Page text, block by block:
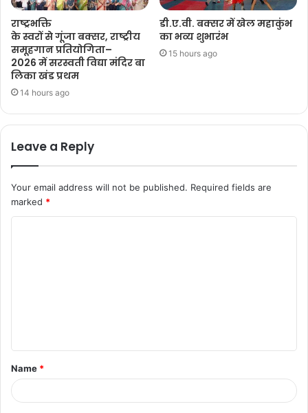
राष्ट्रभक्ति
के स्वरों से गूंजा बक्सर, राष्ट्रीय
समूहगान प्रतियोगिता–
2026 में सरस्वती विद्या मंदिर बा
लिका खंड प्रथम
14 hours ago
डी.ए.वी. बक्सर में खेल महाकुंभ
का भव्य शुभारंभ
15 hours ago
Leave a Reply
Your email address will not be published. Required fields are
marked *
Name *